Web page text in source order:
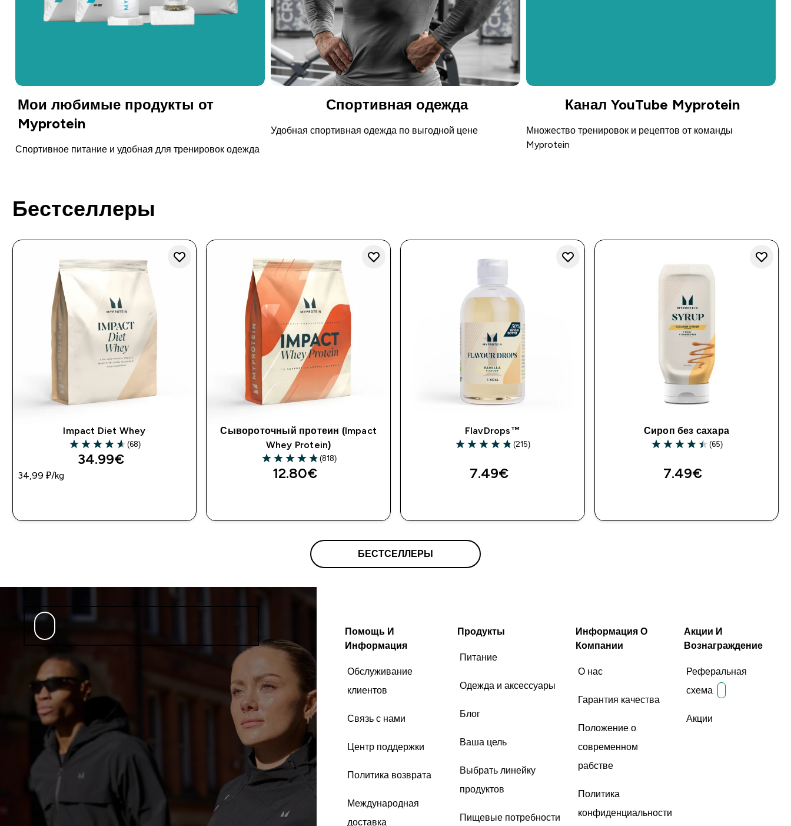
Мои любимые продукты от
Myprotein
Спортивное питание и удобная для тренировок одежда
Спортивная одежда
Удобная спортивная одежда по выгодной цене
Канал YouTube Myprotein
Множество тренировок и рецептов от команды
Myprotein
Бестселлеры
Impact Diet Whey
(68)
34.99€‎
34,99 ₽‎/kg
Сывороточный протеин (Impact
Whey Protein)
(818)
12.80€‎
FlavDrops™
(215)
7.49€‎
Сироп без сахара
(65)
7.49€‎
БЕСТСЕЛЛЕРЫ
Помощь И
Информация
Обслуживание
клиентов
Связь с нами
Центр поддержки
Политика возврата
Международная
доставка
Продукты
Питание
Одежда и аксессуары
Блог
Ваша цель
Выбрать линейку
продуктов
Пищевые потребности
Информация О
Компании
О нас
Гарантия качества
Положение о
современном
рабстве
Политика
конфиденциальности
Акции И
Вознаграждение
Реферальная
схема
Акции